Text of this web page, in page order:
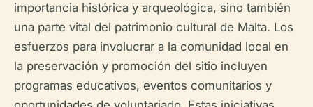
importancia histórica y arqueológica, sino también
una parte vital del patrimonio cultural de Malta. Los
esfuerzos para involucrar a la comunidad local en
la preservación y promoción del sitio incluyen
programas educativos, eventos comunitarios y